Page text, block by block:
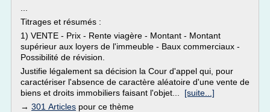
Titrages et résumés :
1) VENTE - Prix - Rente viagère - Montant - Montant
supérieur aux loyers de l'immeuble - Baux commerciaux -
Possibilité de révision.
Justifie légalement sa décision la Cour d'appel qui, pour
caractériser l'absence de caractère aléatoire d'une vente de
biens et droits immobiliers faisant l'objet... [suite...]
→ 301 Articles pour ce thème